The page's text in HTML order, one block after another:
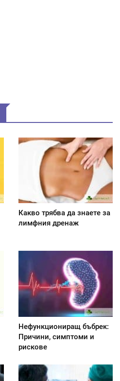
Какво трябва да знаете за
лимфния дренаж
Нефункциониращ бъбрек:
Причини, симптоми и
рискове